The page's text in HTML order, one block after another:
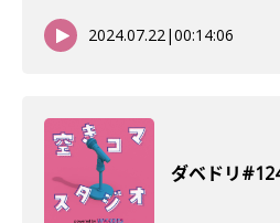
2024.07.22|00:14:06
ダベドリ